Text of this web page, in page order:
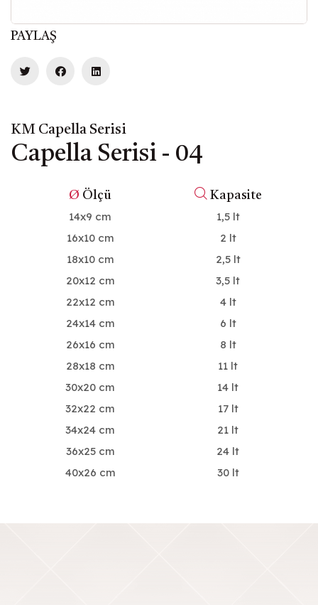
PAYLAŞ
KM Capella Serisi
Capella Serisi - 04
Ø Ölçü
14x9 cm
16x10 cm
18x10 cm
20x12 cm
22x12 cm
24x14 cm
26x16 cm
28x18 cm
30x20 cm
32x22 cm
34x24 cm
36x25 cm
40x26 cm
Kapasite
1,5 lt
2 lt
2,5 lt
3,5 lt
4 lt
6 lt
8 lt
11 lt
14 lt
17 lt
21 lt
24 lt
30 lt